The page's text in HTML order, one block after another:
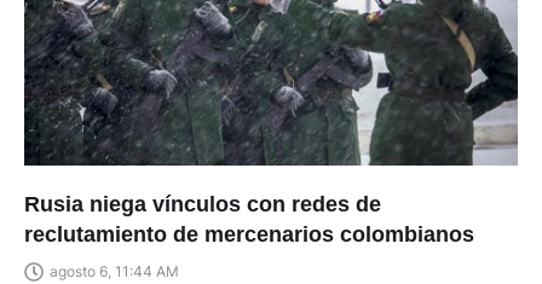
Rusia niega vínculos con redes de
reclutamiento de mercenarios colombianos
agosto 6, 11:44 AM